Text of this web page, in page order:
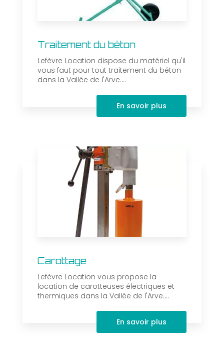
Traitement du béton
Lefèvre Location dispose du matériel qu'il
vous faut pour tout traitement du béton
dans la Vallée de l'Arve....
En savoir plus
Carottage
Lefèvre Location vous propose la
location de carotteuses électriques et
thermiques dans la Vallée de l'Arve....
En savoir plus